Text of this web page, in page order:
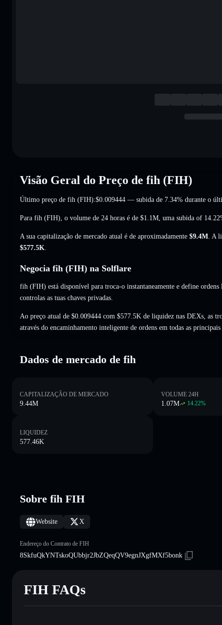
Visão Geral do Preço de fih (FIH)
Último preço de fih (FIH):$0.009444 — subida de 7.34% durante o
Para fih (FIH), o volume de 24 horas é de $1.1M uma subida of
A sua capitalização de mercado atual é de aproximadamente $9.4M . A
$577.5K
Negocia fih (FIH) na Solflare
fih (FIH) está disponível para troca-o instantaneamente e define ordens
controlas as tuas chaves privadas.
Ao preço atual de $0.009444 com $577.5K de liquidez nas DEXs, as
através do encaminhamento inteligente de ordens em todas as
Dados de mercado de fih
CAPITALIZAÇÃO DE MERCADO
9.44M
VOLUME 24H
1.07M 14.22%
LIQUIDEZ
577.46K
Sobre fih FIH
Website X
Endereço do Contrato de FIH
8SkfuQkYNTskoQUbbjr2JbZQeqQV9egnJXgfMXf5bonk
FIH FAQs